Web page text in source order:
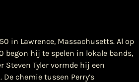
in Lawrence, Massachusetts. Al op
begon hij te spelen in lokale bands,
Tyler vormde hij een
chemie tussen Perry’s